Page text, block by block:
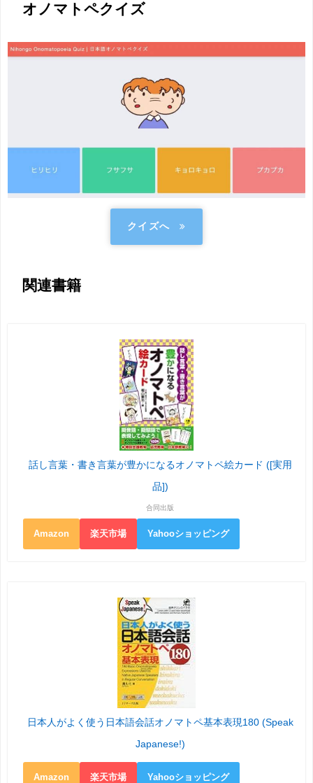
オノマトペクイズ
クイズへ
関連書籍
話し言葉・書き言葉が豊かになるオノマトペ絵カード ([実用
品])
合同出版
Amazon 楽天市場 Yahooショッピング
日本人がよく使う日本語会話オノマトペ基本表現180 (Speak
Japanese!)
Amazon 楽天市場 Yahooショッピング